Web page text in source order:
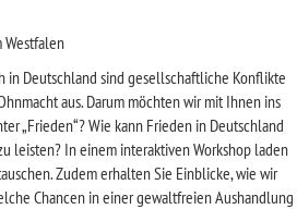
Westfalen
in Deutschland sind gesellschaftliche Konflikte
aus. Darum möchten wir mit Ihnen ins
„Frieden“? Wie kann Frieden in Deutschland
leisten? In einem interaktiven Workshop laden
Zudem erhalten Sie Einblicke, wie wir
Chancen in einer gewaltfreien Aushandlung